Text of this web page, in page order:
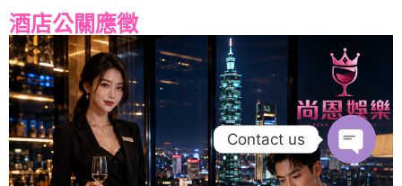
酒店公關應徵
Contact us
Open